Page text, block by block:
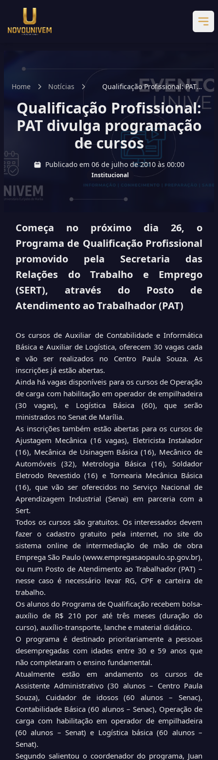
Home Notícias
Qualificação Profissional: PAT
divulga programação de cursos
Qualificação Profissional:
PAT divulga programação
de cursos
Publicado em 06 de julho de 2010 às 00:00
Institucional
Começa no próximo dia 26, o
Programa de Qualificação Profissional
promovido pela Secretaria das
Relações do Trabalho e Emprego
(SERT), através do Posto de
Atendimento ao Trabalhador (PAT)
Os cursos de Auxiliar de Contabilidade e Informática
Básica e Auxiliar de Logística, oferecem 30 vagas cada
e vão ser realizados no Centro Paula Souza. As
inscrições já estão abertas.
Ainda há vagas disponíveis para os cursos de Operação
de carga com habilitação em operador de empilhadeira
(30 vagas), e Logística Básica (60), que serão
ministrados no Senat de Marília.
As inscrições também estão abertas para os cursos de
Ajustagem Mecânica (16 vagas), Eletricista Instalador
(16), Mecânica de Usinagem Básica (16), Mecânico de
Automóveis (32), Metrologia Básica (16), Soldador
Eletrodo Revestido (16) e Tornearia Mecânica Básica
(16), que vão ser oferecidos no Serviço Nacional de
Aprendizagem Industrial (Senai) em parceria com a
Sert.
Todos os cursos são gratuitos. Os interessados devem
fazer o cadastro gratuito pela internet, no site do
sistema online de intermediação de mão de obra
Emprega São Paulo (www.empregasaopaulo.sp.gov.br),
ou num Posto de Atendimento ao Trabalhador (PAT) –
nesse caso é necessário levar RG, CPF e carteira de
trabalho.
Os alunos do Programa de Qualificação recebem bolsa-
auxílio de R$ 210 por até três meses (duração do
curso), auxílio-transporte, lanche e material didático.
O programa é destinado prioritariamente a pessoas
desempregadas com idades entre 30 e 59 anos que
não completaram o ensino fundamental.
Atualmente estão em andamento os cursos de
Assistente Administrativo (30 alunos – Centro Paula
Souza), Cuidador de idosos (60 alunos – Senac),
Contabilidade Básica (60 alunos – Senac), Operação de
carga com habilitação em operador de empilhadeira
(60 alunos – Senat) e Logística básica (60 alunos –
Senat).
Segundo salientou o coordenador do programa, Juan